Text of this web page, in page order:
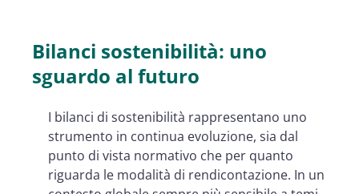
Bilanci sostenibilità: uno
sguardo al futuro
I bilanci di sostenibilità rappresentano uno
strumento in continua evoluzione, sia dal
punto di vista normativo che per quanto
riguarda le modalità di rendicontazione. In un